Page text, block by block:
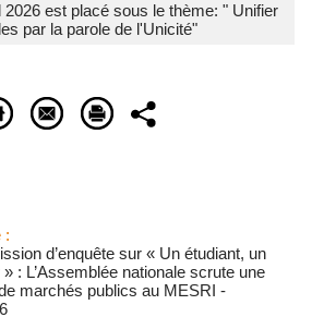
est placé sous le thème: " Unifier
par la parole de l'Unicité"
:
d’enquête sur « Un étudiant, un
: L’Assemblée nationale scrute une
marchés publics au MESRI -